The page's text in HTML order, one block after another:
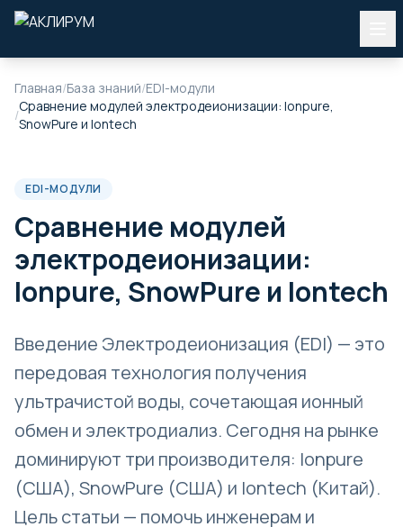
Главная/База знаний/EDI-модули
/
Сравнение модулей электродеионизации: Ionpure,
SnowPure и Iontech
EDI-МОДУЛИ
Сравнение модулей
электродеионизации:
Ionpure, SnowPure и Iontech
Введение Электродеионизация (EDI) — это
передовая технология получения
ультрачистой воды, сочетающая ионный
обмен и электродиализ. Сегодня на рынке
доминируют три производителя: Ionpure
(США), SnowPure (США) и Iontech (Китай).
Цель статьи — помочь инженерам и